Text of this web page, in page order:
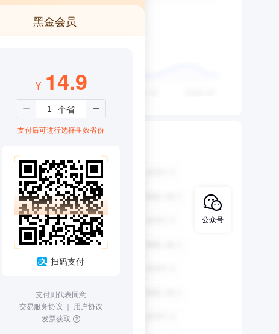
黑金会员
¥ 14.9
支付后可进行选择生效省份
扫码支付
支付则代表同意
交易服务协议 ｜ 用户协议
发票获取
公众号